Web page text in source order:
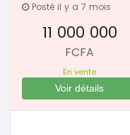
Posté il y a 7 mois
11 000 000
FCFA
En vente
Voir détails